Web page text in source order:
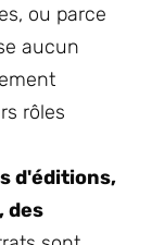
ou parce
aucun
rôles
d'éditions,
des